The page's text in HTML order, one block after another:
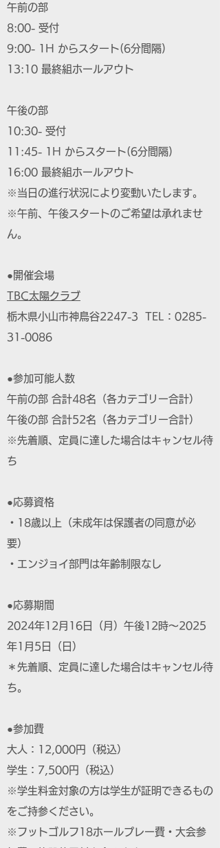
午前の部
8:00- 受付
9:00- 1H からスタート(6分間隔)
13:10 最終組ホールアウト
午後の部
10:30- 受付
11:45- 1H からスタート(6分間隔)
16:00 最終組ホールアウト
※当日の進行状況により変動いたします。
※午前、午後スタートのご希望は承れませ
ん。
●開催会場
TBC太陽クラブ
栃木県小山市神鳥谷2247-3 TEL：0285-
31-0086
●参加可能人数
午前の部 合計48名（各カテゴリー合計）
午後の部 合計52名（各カテゴリー合計）
※先着順、定員に達した場合はキャンセル待
ち
●応募資格
・18歳以上（未成年は保護者の同意が必
要）
・エンジョイ部門は年齢制限なし
●応募期間
2024年12月16日（月）午後12時～2025
年1月5日（日）
＊先着順、定員に達した場合はキャンセル待
ち。
●参加費
大人：12,000円（税込）
学生：7,500円（税込）
※学生料金対象の方は学生が証明できるもの
をご持参ください。
※フットゴルフ18ホールプレー費・大会参